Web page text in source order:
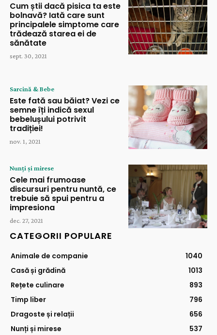
Cum știi dacă pisica ta este
bolnavă? Iată care sunt
principalele simptome care
trădează starea ei de
sănătate
sept. 30, 2021
Sarcină & Bebe
Este fată sau băiat? Vezi ce
semne îți indică sexul
bebelușului potrivit
tradiției!
nov. 1, 2021
Nunți și mirese
Cele mai frumoase
discursuri pentru nuntă, ce
trebuie să spui pentru a
impresiona
dec. 27, 2021
CATEGORII POPULARE
Animale de companie
1040
Casă și grădină
1013
Rețete culinare
893
Timp liber
796
Dragoste și relații
656
Nunți și mirese
537